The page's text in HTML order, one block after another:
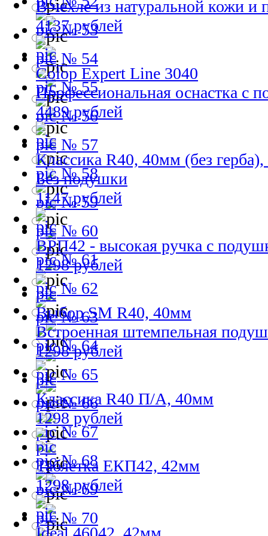
№ 53
№ 54
№ 55
№ 56
№ 57
№ 58
№ 59
№ 60
№ 61
№ 62
№ 63
№ 64
№ 65
№ 66
№ 67
№ 68
№ 69
№ 70
В чехле из натуральной кожи и
4137 рублей
Colop Expert Line 3040
Профессиональная оснастка с
4489 рублей
Классика R40, 40мм (без
Без подушки
1147 рублей
ВРП42 - высокая ручка с
1298 рублей
Выбор SM R40, 40мм
Встроенная штемпельная
1298 рублей
Классика R40 П/А, 40мм
1298 рублей
Таблетка ЕКП42, 42мм
1298 рублей